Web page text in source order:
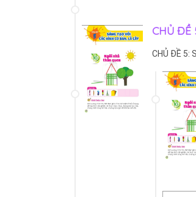
CHỦ ĐỀ
CHỦ ĐỀ 5: